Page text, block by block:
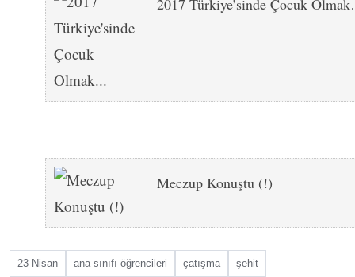
2017 Türkiye’sinde Çocuk
Meczup Konuştu (!)
23 Nisan ana sınıfı öğrencileri çatışma şehit